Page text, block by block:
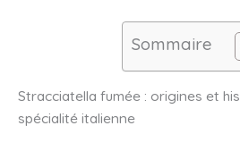
Sommaire
Stracciatella fumée : origines et
spécialité italienne